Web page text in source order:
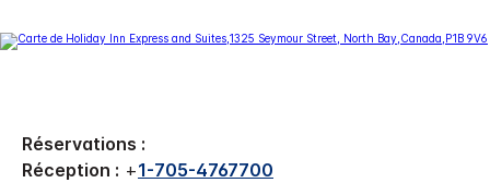
Réservations :
Réception : +1-705-4767700